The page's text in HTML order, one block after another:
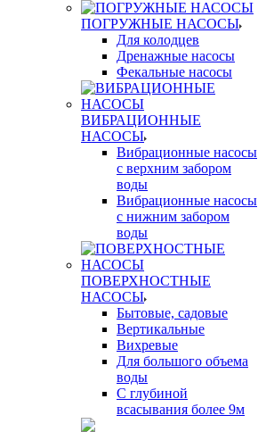
ПОГРУЖНЫЕ НАСОСЫ
Для колодцев
Дренажные насосы
Фекальные насосы
ВИБРАЦИОННЫЕ
НАСОСЫ
Вибрационные насосы
с верхним забором
воды
Вибрационные насосы
с нижним забором
воды
ПОВЕРХНОСТНЫЕ
НАСОСЫ
Бытовые, садовые
Вертикальные
Вихревые
Для большого объема
воды
С глубиной
всасывания более 9м